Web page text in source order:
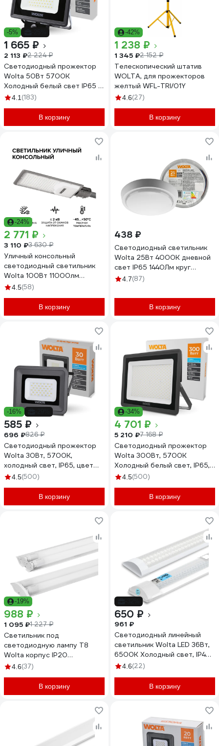
-5%
1 665 ₽
2 113 ₽2 224 ₽
Светодиодный прожектор
Wolta 50Вт 5700К
Холодный белый свет IP65 с
датчиком движения 4500 лм
4.1 (183)
В корзину
-42%
1 238 ₽
1 345 ₽2 152 ₽
Телескопический штатив
WOLTA, для прожекторов
желтый WFL-TRI/01Y
4.6(27)
В корзину
-24%
2 771 ₽
3 110 ₽3 630 ₽
Уличный консольный
светодиодный светильник
Wolta 100Вт 11000лм
5700К Холодный свет IP65
4.5(58)
В корзину
438 ₽
Светодиодный светильник
Wolta 25Вт 4000К дневной
свет IP65 1440Лм круг
LCL04-25W-R01-4K
4.7(87)
В корзину
-16%
585 ₽
696 ₽826 ₽
Светодиодный прожектор
Wolta 30Вт, 5700K,
холодный свет, IP65, цвет
серый WFL-30W/06
4.5(500)
В корзину
-34%
4 701 ₽
5 210 ₽7 168 ₽
Светодиодный прожектор
Wolta 300Вт, 5700К
Холодный белый свет, IP65,
SMD WFL-300W/06
4.5(500)
В корзину
-19%
988 ₽
1 095 ₽1 227 ₽
Светильник под
светодиодную лампу T8
Wolta корпус IP20
WT82120-02
4.6(37)
В корзину
650 ₽
961 ₽
Светодиодный линейный
светильник Wolta LED 36Вт,
6500К Холодный свет, IP40
WLFW36W04
4.6(22)
В корзину